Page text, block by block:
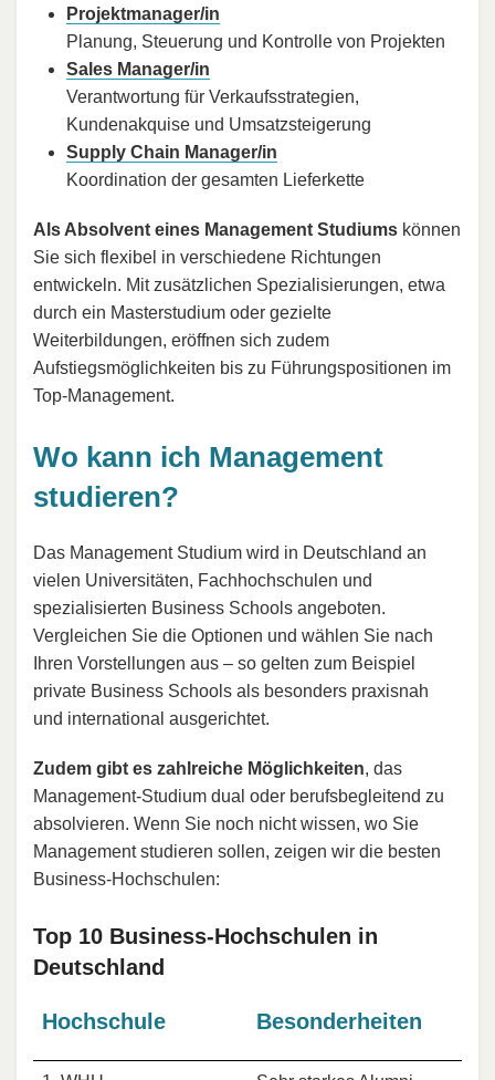
Projektmanager/in
Planung, Steuerung und Kontrolle von Projekten
Sales Manager/in
Verantwortung für Verkaufsstrategien,
Kundenakquise und Umsatzsteigerung
Supply Chain Manager/in
Koordination der gesamten Lieferkette
Als Absolvent eines Management Studiums können
Sie sich flexibel in verschiedene Richtungen
entwickeln. Mit zusätzlichen Spezialisierungen, etwa
durch ein Masterstudium oder gezielte
Weiterbildungen, eröffnen sich zudem
Aufstiegsmöglichkeiten bis zu Führungspositionen im
Top-Management.
Wo kann ich Management
studieren?
Das Management Studium wird in Deutschland an
vielen Universitäten, Fachhochschulen und
spezialisierten Business Schools angeboten.
Vergleichen Sie die Optionen und wählen Sie nach
Ihren Vorstellungen aus – so gelten zum Beispiel
private Business Schools als besonders praxisnah
und international ausgerichtet.
Zudem gibt es zahlreiche Möglichkeiten, das
Management-Studium dual oder berufsbegleitend zu
absolvieren. Wenn Sie noch nicht wissen, wo Sie
Management studieren sollen, zeigen wir die besten
Business-Hochschulen:
Top 10 Business-Hochschulen in
Deutschland
Hochschule Besonderheiten